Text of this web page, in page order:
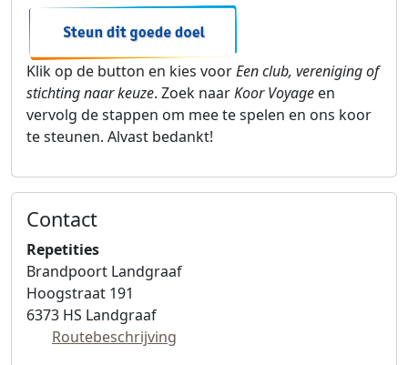
Klik op de button en kies voorEen club, vereniging of
stichting naar keuze. Zoek naarKoor Voyage en
vervolg de stappen om mee te spelen en ons koor
te steunen. Alvast bedankt!
Contact
Koor Voyage
Repetities
Brandpoort Landgraaf
Hoogstraat 191
6373 HS Landgraaf
Routebeschrijving